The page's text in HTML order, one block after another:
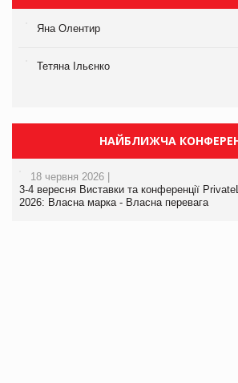
Яна Олентир
Тетяна Ільєнко
НАЙБЛИЖЧА
18 червня 2026 |
3-4 вересня Виставки та конференції
2026: Власна марка - Власна перевага